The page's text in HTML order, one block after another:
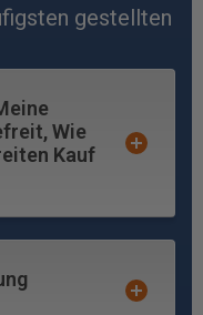
gestellten
Wie
Kauf